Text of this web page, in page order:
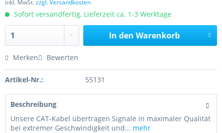
inkl. MwSt.zzgl. Versandkosten
Sofort versandfertig, Lieferzeit ca. 1-3 Werktage
In den Warenkorb
Merken Bewerten
Artikel-Nr.: 55131
Beschreibung
Unsere CAT-Kabel übertragen Signale in maximaler Qualität
bei extremer Geschwindigkeit und... mehr